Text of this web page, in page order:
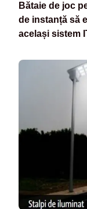
Bătaie de joc
de instanță să
același sistem